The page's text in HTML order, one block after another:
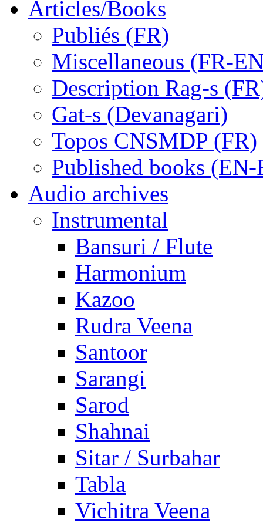
Articles/Books
Publiés (FR)
Miscellaneous (FR-
Description Rag-s
Gat-s (Devanagari)
Topos CNSMDP (FR)
Published books (EN-
Audio archives
Instrumental
Bansuri / Flute
Harmonium
Kazoo
Rudra Veena
Santoor
Sarangi
Sarod
Shahnai
Sitar / Surbahar
Tabla
Vichitra Veena